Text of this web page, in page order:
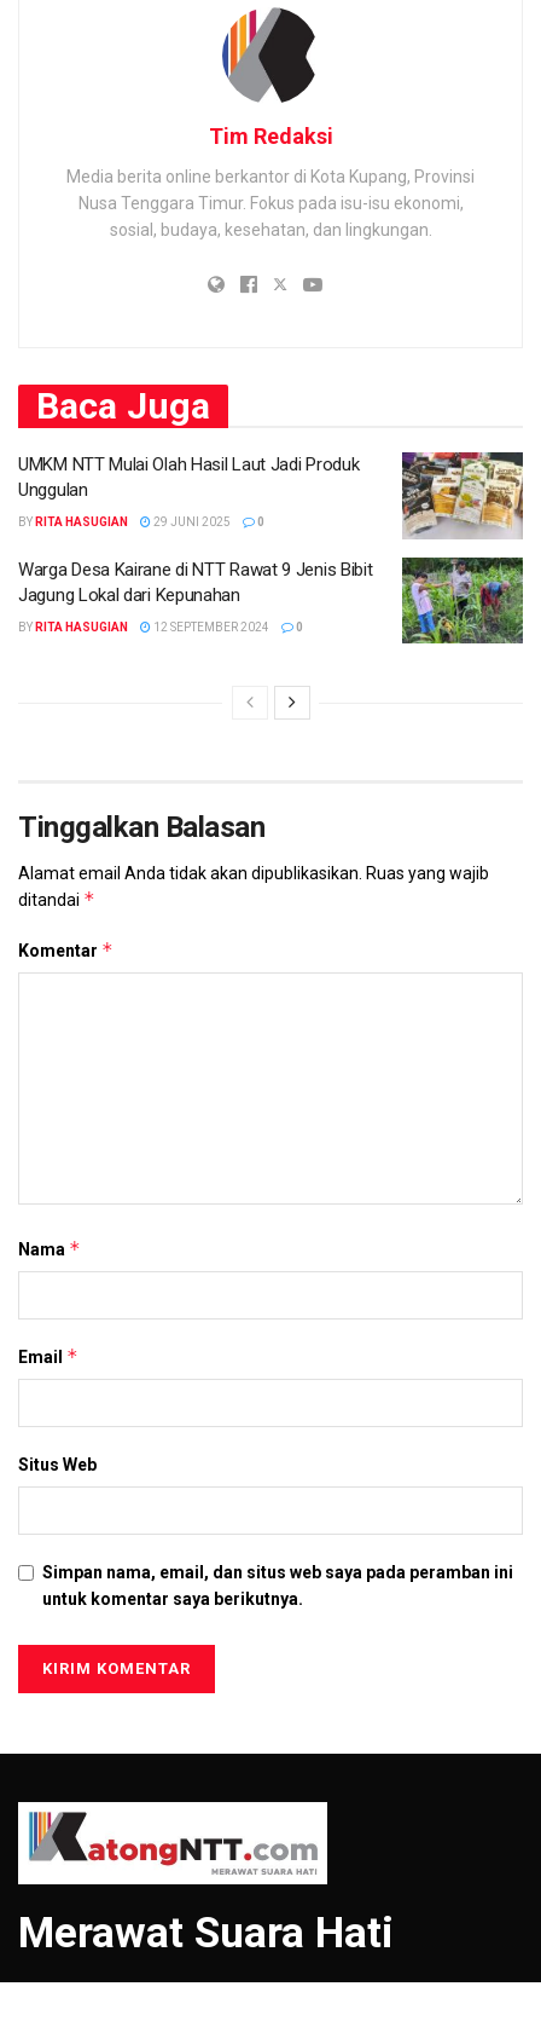
Tim Redaksi
Media berita online berkantor di Kota Kupang, Provinsi
Nusa Tenggara Timur. Fokus pada isu-isu ekonomi,
sosial, budaya, kesehatan, dan lingkungan.
Baca Juga
UMKM NTT Mulai Olah Hasil Laut Jadi Produk
Unggulan
BY RITA HASUGIAN 29 JUNI 2025 0
Warga Desa Kairane di NTT Rawat 9 Jenis Bibit
Jagung Lokal dari Kepunahan
BY RITA HASUGIAN 12 SEPTEMBER 2024 0
Tinggalkan Balasan
Alamat email Anda tidak akan dipublikasikan. Ruas yang wajib
ditandai *
Komentar *
Nama *
Email *
Situs Web
Simpan nama, email, dan situs web saya pada peramban ini
untuk komentar saya berikutnya.
Merawat Suara Hati